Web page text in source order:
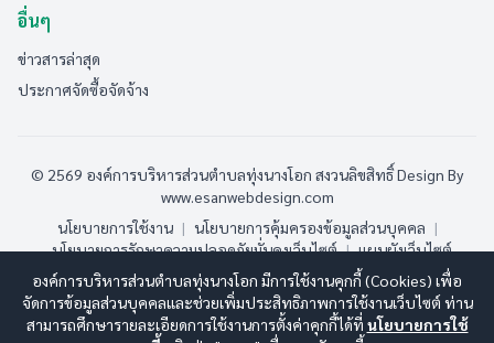
อื่นๆ
ข่าวสารล่าสุด
ประกาศจัดซื้อจัดจ้าง
© 2569 องค์การบริหารส่วนตำบลทุ่งนางโอก สงวนลิขสิทธิ์Design By
www.esanwebdesign.com
นโยบายการใช้งาน | นโยบายการคุ้มครองข้อมูลส่วนบุคคล |
นโยบายการรักษาความปลอดภัยมั่นคงเว็บไซต์ | แผนผังเว็บไซต์
ออนไลน์:6 ทั้งหมด: 208 (ดูสถิติทั้งหมด)
องค์การบริหารส่วนตำบลทุ่งนางโอก มีการใช้งานคุกกี้ (Cookies) เพื่อ
จัดการข้อมูลส่วนบุคคลและช่วยเพิ่มประสิทธิภาพการใช้งานเว็บไซต์ ท่าน
สามารถศึกษารายละเอียดการใช้งานการตั้งค่าคุกกี้ได้ที่ นโยบายการใช้